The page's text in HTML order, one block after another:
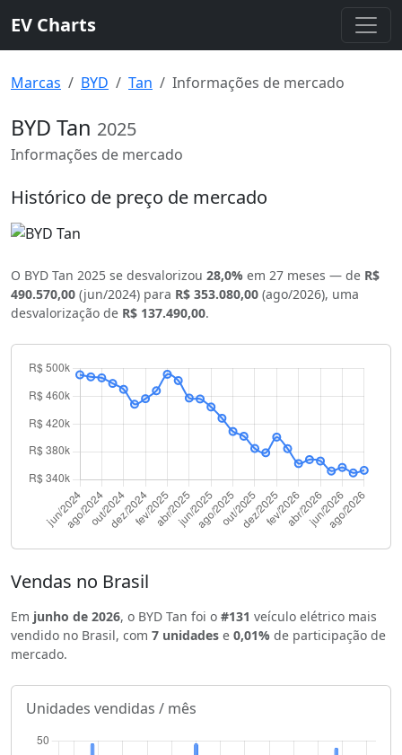
EV Charts
Marcas BYD Tan Informações de mercado
BYD Tan 2025
Informações de mercado
Histórico de preço de mercado
O BYD Tan 2025 se desvalorizou 28,0% em 27 meses — de R$
490.570,00 (jun/2024) para R$ 353.080,00 (ago/2026), uma
desvalorização de R$ 137.490,00.
Vendas no Brasil
Em junho de 2026, o BYD Tan foi o #131 veículo elétrico mais
vendido no Brasil, com 7 unidades e 0,01% de participação de
mercado.
Unidades vendidas / mês